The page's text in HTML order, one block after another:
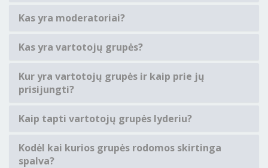
Kas yra moderatoriai?
Kas yra vartotojų grupės?
Kur yra vartotojų grupės ir kaip prie jų
prisijungti?
Kaip tapti vartotojų grupės lyderiu?
Kodėl kai kurios grupės rodomos skirtinga
spalva?